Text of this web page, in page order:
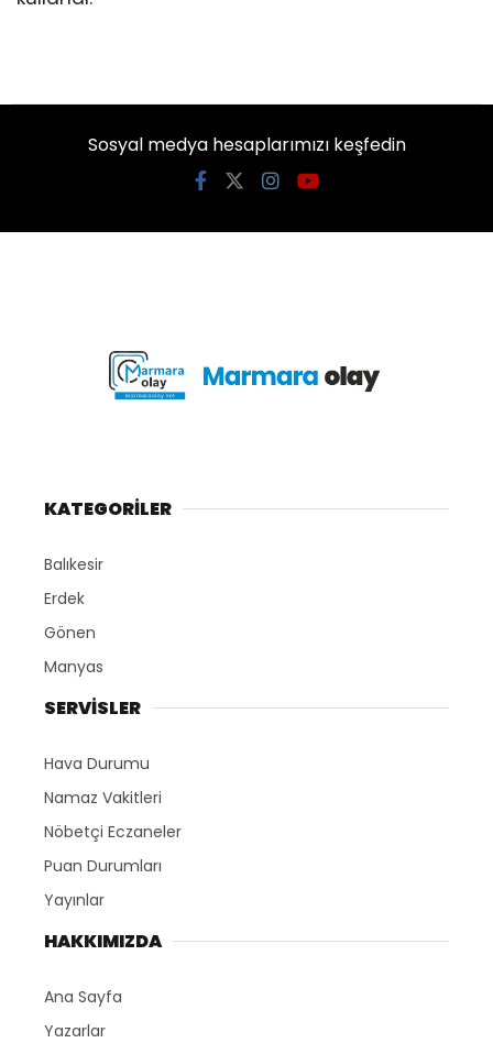
Sosyal medya hesaplarımızı keşfedin
KATEGORİLER
Balıkesir
Erdek
Gönen
Manyas
SERVİSLER
Hava Durumu
Namaz Vakitleri
Nöbetçi Eczaneler
Puan Durumları
Yayınlar
HAKKIMIZDA
Ana Sayfa
Yazarlar